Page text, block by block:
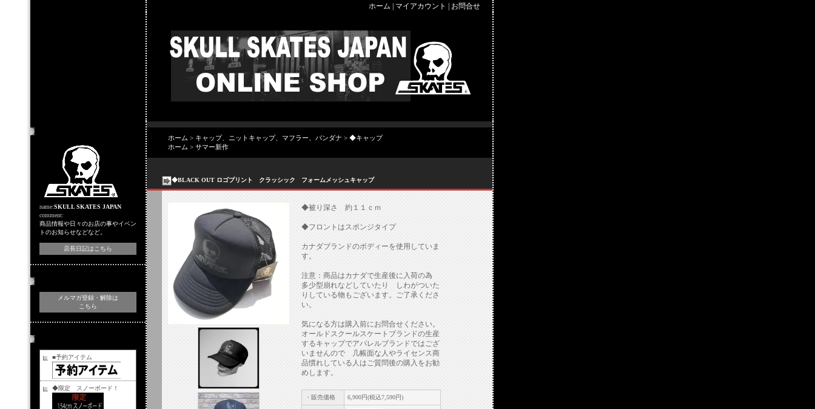
ホーム マイアカウント お問合せ
name:SKULL SKATES JAPAN
comment:
商品情報や日々のお店の事やイベン
トのお知らせなどなど。
店長日記はこちら
メルマガ登録・解除は
こちら
■予約アイテム
◆限定 スノーボード！
ホーム > キャップ、ニットキャップ、マフラー、バンダナ > ◆キャップ
ホーム > サマー新作
◆BLACK OUT ロゴプリント クラッシック フォームメッシュキャップ
◆被り深さ 約１１ｃｍ
◆フロントはスポンジタイプ
カナダブランドのボディーを使用していま
す。
注意：商品はカナダで生産後に入荷の為
多少型崩れなどしていたり しわがついた
りしている物もございます。ご了承くださ
い。
気になる方は購入前にお問合せください。
オールドスクールスケートブランドの生産
するキャップでアパレルブランドではござ
いませんので 几帳面な人やライセンス商
品慣れしている人はご質問後の購入をお勧
めします。
・販売価格 6,900円(税込7,590円)